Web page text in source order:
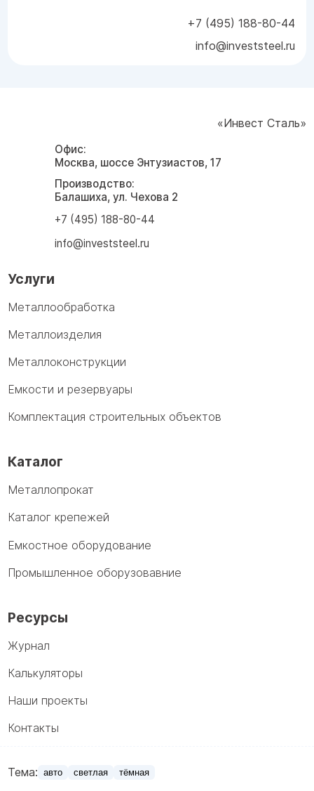
+7 (495) 188-80-44
info@investsteel.ru
«Инвест Сталь»
Офис:
Москва, шоссе Энтузиастов, 17
Производство:
Балашиха, ул. Чехова 2
+7 (495) 188-80-44
info@investsteel.ru
Услуги
Металлообработка
Металлоизделия
Металлоконструкции
Емкости и резервуары
Комплектация строительных объектов
Каталог
Металлопрокат
Каталог крепежей
Емкостное оборудование
Промышленное оборузовавние
Ресурсы
Журнал
Калькуляторы
Наши проекты
Контакты
Тема: авто светлая тёмная